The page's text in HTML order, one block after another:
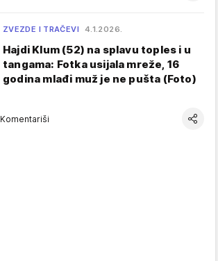
ZVEZDE I TRAČEVI 4.1.2026.
Hajdi Klum (52) na splavu toples i u
tangama: Fotka usijala mreže, 16
godina mlađi muž je ne pušta (Foto)
Komentariši